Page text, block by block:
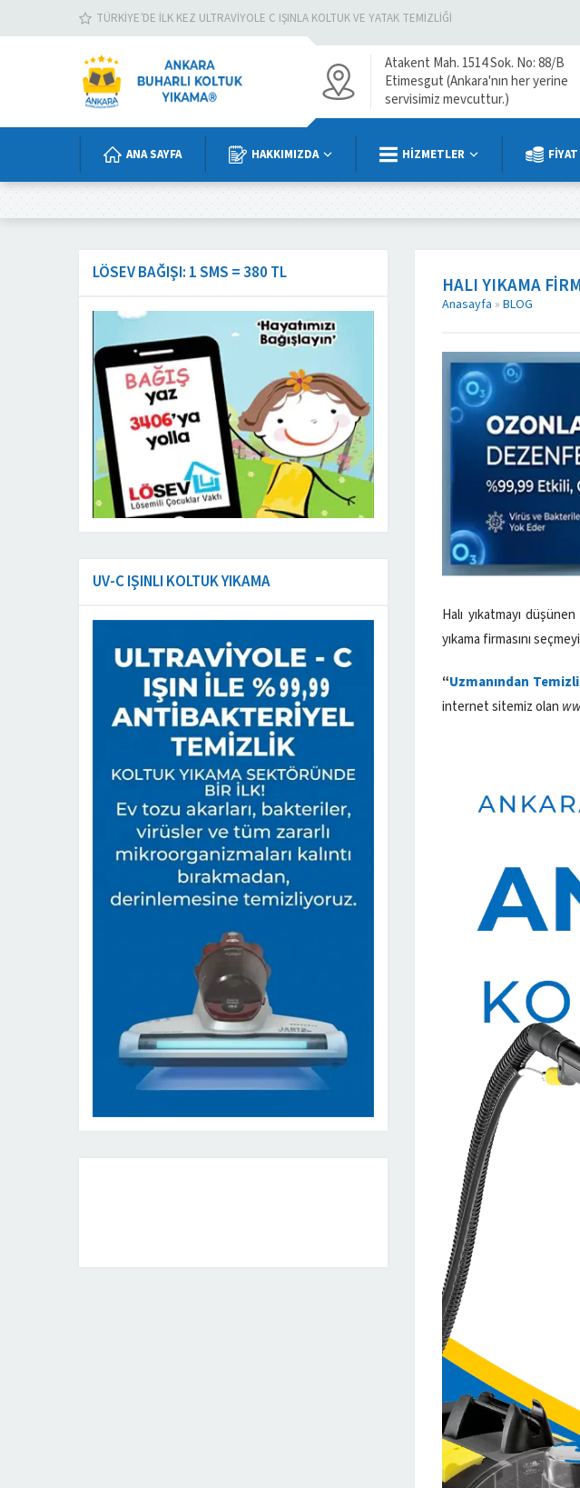
TÜRKIYE’DE İLK KEZ ULTRAVIYOLE C IŞINLA KOLTUK VE YATAK TEMIZLIĞI
Atakent Mah. 1514 Sok. No: 88/B
Etimesgut (Ankara'nın her yerine
servisimiz mevcuttur.)
ANA SAYFA HAKKIMIZDA HİZMETLER
HALI YIKAMA
Anasayfa » BLOG
Halı yıkatmayı
yıkama firmasını
“Uzmanından
internet sitemiz olan
LÖSEV BAĞIŞI: 1 SMS = 380 TL
UV-C IŞINLI KOLTUK YIKAMA